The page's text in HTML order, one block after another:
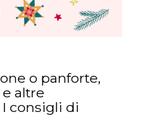
o panforte,
altre
consigli di